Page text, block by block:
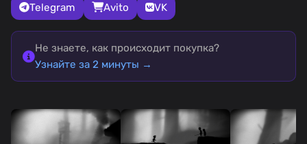
Telegram Avito VK
Не знаете, как происходит покупка?
Узнайте за 2 минуты →